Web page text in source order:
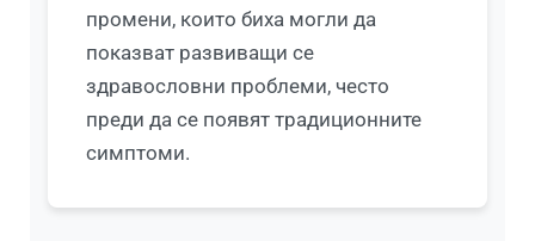
промени, които биха могли да
показват развиващи се
здравословни проблеми, често
преди да се появят традиционните
симптоми.